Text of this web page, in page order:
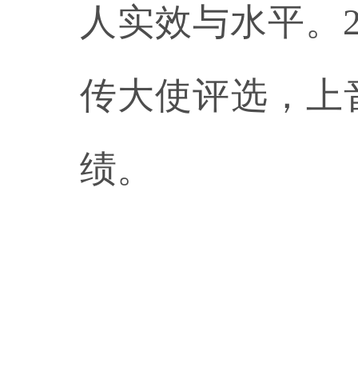
人实效与水平
传大使评选，上
绩。